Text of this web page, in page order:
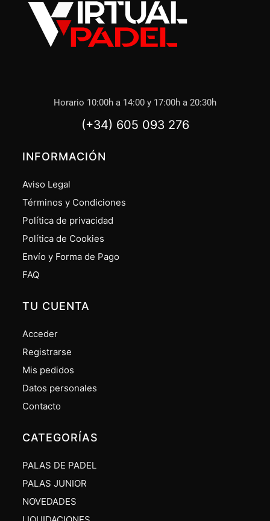
Horario 10:00h a 14:00 y 17:00h a 20:30h
(+34) 605 093 276
INFORMACIÓN
Aviso Legal
Términos y Condiciones
Política de privacidad
Política de Cookies
Envío y Forma de Pago
FAQ
TU CUENTA
Acceder
Registrarse
Mis pedidos
Datos personales
Contacto
CATEGORÍAS
PALAS DE PADEL
PALAS JUNIOR
NOVEDADES